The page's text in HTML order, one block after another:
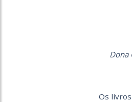
Dona
Os